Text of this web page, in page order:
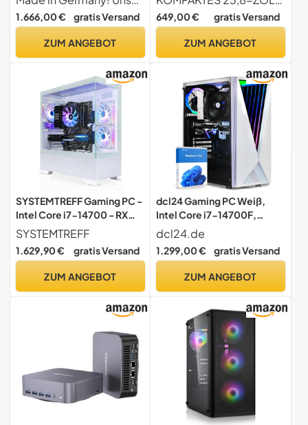
Nvidia RTX 5060 TI 16GB |
1TB M.2 NVMe | 32GB DDR5
Computer Rechner für
1.666,00 € gratis Versand
ZUM ANGEBOT
i5-1334U, 8 GB RAM, 512
GB SSD, Intel Iris Xe
Home, German QWERTZ
649,00 € gratis Versand
ZUM ANGEBOT
SYSTEMTREFF Gaming PC -
Intel Core i7-14700 - RX
9060 XT 8GB
SYSTEMTREFF
1.629,90 € gratis Versand
ZUM ANGEBOT
dcl24 Gaming PC Weiß,
Intel Core i7-14700F,
NVIDIA GeForce RTX 5060
Ti 8GB, 16GB DDR4, 1TB
NVMe SSD, Windows 11 Pro,
dcl24.de
1.299,00 € gratis Versand
ZUM ANGEBOT